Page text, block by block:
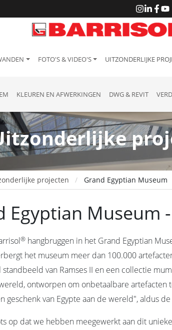
FOTO'S & VIDEO'S UITZONDERLIJKE
KLEUREN EN AFWERKINGEN DWG & REVIT
projecten Grand Egyptian Museum
Egyptian Museum
® hangbruggen in het Grand Egyptian
het museum meer dan 100.000
standbeeld van Ramses II en een collectie
ontworpen om onbetaalbare artefacten
geschenk van Egypte aan de wereld", aldus
op dat we hebben meegewerkt aan dit